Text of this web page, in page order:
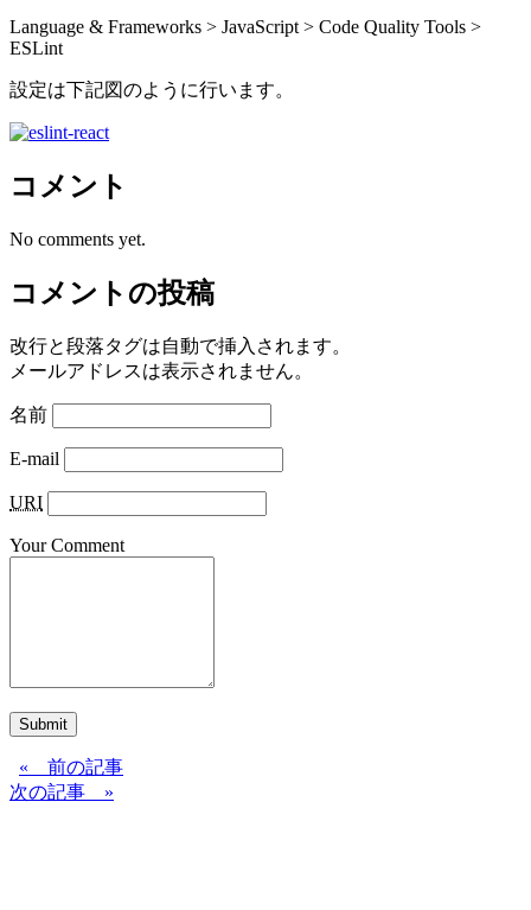
Language & Frameworks > JavaScript > Code Quality Tools >
ESLint
設定は下記図のように行います。
コメント
No comments yet.
コメントの投稿
改行と段落タグは自動で挿入されます。
メールアドレスは表示されません。
名前
E-mail
URI
Your Comment
Submit
« 前の記事
次の記事 »